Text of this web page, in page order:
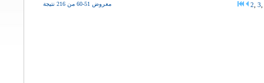
معروض 51-60 من 216 نتيجة 2 3